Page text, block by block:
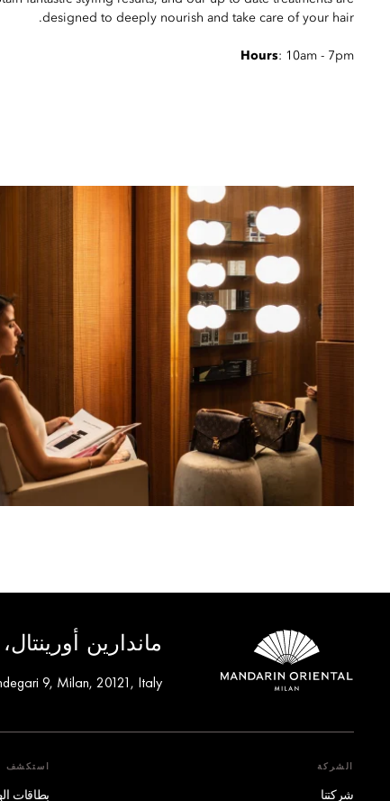
designed to deeply nourish and take care of your hair.
Hours: 10am - 7pm
ماندارين
9, Milan, 20121, Italy
الشركة
شركتنا
استكشف
بطاقات